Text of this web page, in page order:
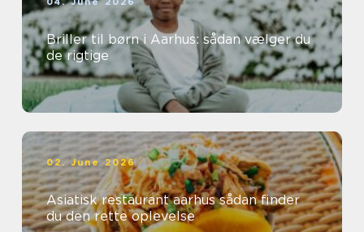
Briller til børn i Aarhus: sådan vælger du
de rigtige
02. June 2026
Asiatisk restaurant aarhus sådan finder
du den rette oplevelse